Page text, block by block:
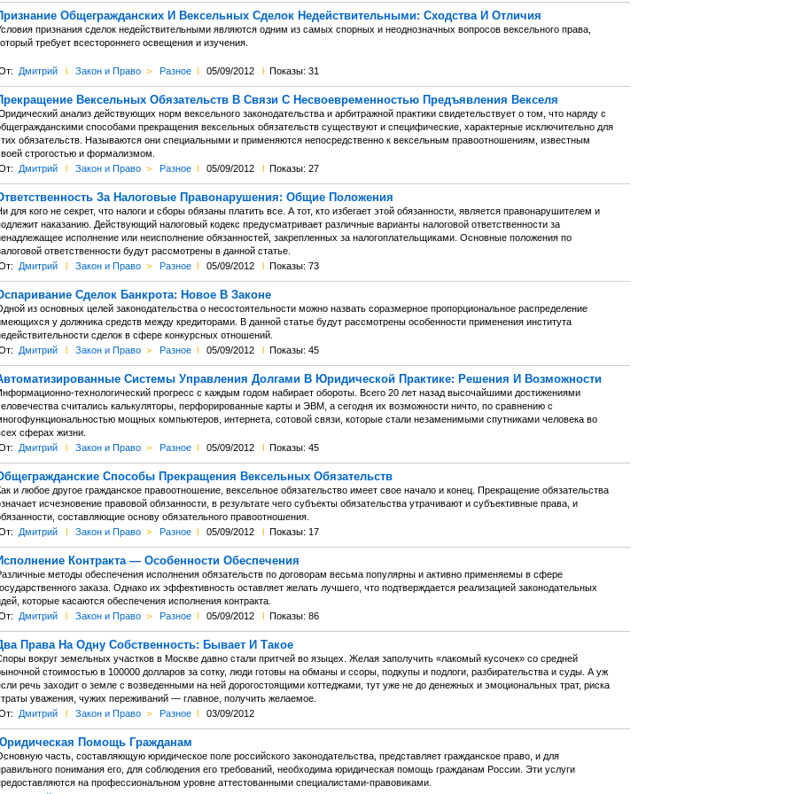
Общегражданских И Вексельных Сделок Недействительными: Сходства И Отличия
признания сделок недействительными являются одним из самых спорных и неоднозначных вопросов вексельного права,
требует всестороннего освещения и изучения.
Дмитрий l Закон и Право > Разное l 05/09/2012 l Показы: 31
Вексельных Обязательств В Связи С Несвоевременностью Предъявления Векселя
анализ действующих норм вексельного законодательства и арбитражной практики свидетельствует о том, что наряду с
способами прекращения вексельных обязательств существуют и специфические, характерные исключительно для
обязательств. Называются они специальными и применяются непосредственно к вексельным правоотношениям, известным
строгостью и формализмом.
Дмитрий l Закон и Право > Разное l 05/09/2012 l Показы: 27
За Налоговые Правонарушения: Общие Положения
для кого не секрет, что налоги и сборы обязаны платить все. А тот, кто избегает этой обязанности, является правонарушителем и
наказанию. Действующий налоговый кодекс предусматривает различные варианты налоговой ответственности за
исполнение или неисполнение обязанностей, закрепленных за налогоплательщиками. Основные положения по
ответственности будут рассмотрены в данной статье.
Дмитрий l Закон и Право > Разное l 05/09/2012 l Показы: 73
Сделок Банкрота: Новое В Законе
из основных целей законодательства о несостоятельности можно назвать соразмерное пропорциональное распределение
у должника средств между кредиторами. В данной статье будут рассмотрены особенности применения института
сделок в сфере конкурсных отношений.
Дмитрий l Закон и Право > Разное l 05/09/2012 l Показы: 45
Системы Управления Долгами В Юридической Практике: Решения И Возможности
технологический прогресс с каждым годом набирает обороты. Всего 20 лет назад высочайшими достижениями
считались калькуляторы, перфорированные карты и ЭВМ, а сегодня их возможности ничто, по сравнению с
мощных компьютеров, интернета, сотовой связи, которые стали незаменимыми спутниками человека во
сферах жизни.
Дмитрий l Закон и Право > Разное l 05/09/2012 l Показы: 45
Способы Прекращения Вексельных Обязательств
и любое другое гражданское правоотношение, вексельное обязательство имеет свое начало и конец. Прекращение обязательства
исчезновение правовой обязанности, в результате чего субъекты обязательства утрачивают и субъективные права, и
составляющие основу обязательного правоотношения.
Дмитрий l Закон и Право > Разное l 05/09/2012 l Показы: 17
Контракта — Особенности Обеспечения
методы обеспечения исполнения обязательств по договорам весьма популярны и активно применяемы в сфере
заказа. Однако их эффективность оставляет желать лучшего, что подтверждается реализацией законодательных
которые касаются обеспечения исполнения контракта.
Дмитрий l Закон и Право > Разное l 05/09/2012 l Показы: 86
Права На Одну Собственность: Бывает И Такое
вокруг земельных участков в Москве давно стали притчей во языцех. Желая заполучить «лакомый кусочек» со средней
стоимостью в 100000 долларов за сотку, люди готовы на обманы и ссоры, подкупы и подлоги, разбирательства и суды. А уж
речь заходит о земле с возведенными на ней дорогостоящими коттеджами, тут уже не до денежных и эмоциональных трат, риска
уважения, чужих переживаний — главное, получить желаемое.
Дмитрий l Закон и Право > Разное l 03/09/2012
Помощь Гражданам
часть, составляющую юридическое поле российского законодательства, представляет гражданское право, и для
понимания его, для соблюдения его требований, необходима юридическая помощь гражданам России. Эти услуги
на профессиональном уровне аттестованными специалистами-правовиками.